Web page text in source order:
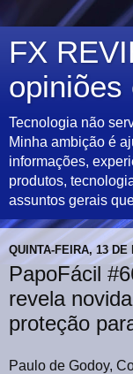
FX
opiniões
Tecnologia não
Minha ambição é
informações,
produtos,
assuntos gerais
QUINTA-FEIRA, 13 DE
PapoFácil
revela
proteção
Paulo de Godoy,